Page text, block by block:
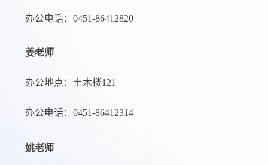
办公电话：0451-86412820
姜老师
办公地点：土木楼121
办公电话：0451-86412314
姚老师